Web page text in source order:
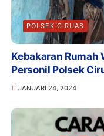
POLSEK CIRUAS
Kebakaran Rumah
Personil Polsek
JANUARI 24, 2024